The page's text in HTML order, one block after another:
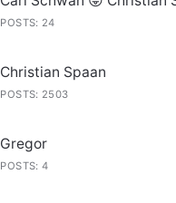
POSTS: 24
Christian Spaan
POSTS: 2503
Gregor
POSTS: 4